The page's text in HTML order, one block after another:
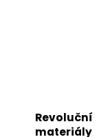
Revoluční
materiály